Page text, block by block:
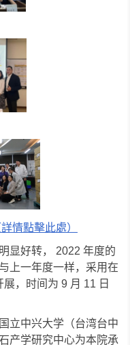
情點擊此處）
显好转， 2022 年度的
上一年度一样，采用在
，时间为 9 月 11 日
立中兴大学（台湾台中
产学研究中心为本院承